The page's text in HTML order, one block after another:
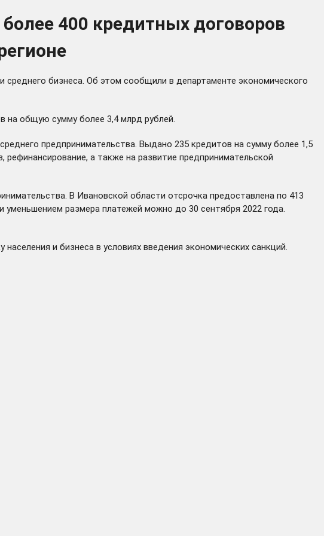
400 кредитных договоров
бизнеса. Об этом сообщили в департаменте экономического
на общую сумму более 3,4 млрд рублей.
предпринимательства. Выдано 235 кредитов на сумму более 1,5
а также на развитие предпринимательской
В Ивановской области отсрочка предоставлена по 413
размера платежей можно до 30 сентября 2022 года.
и бизнеса в условиях введения экономических санкций.